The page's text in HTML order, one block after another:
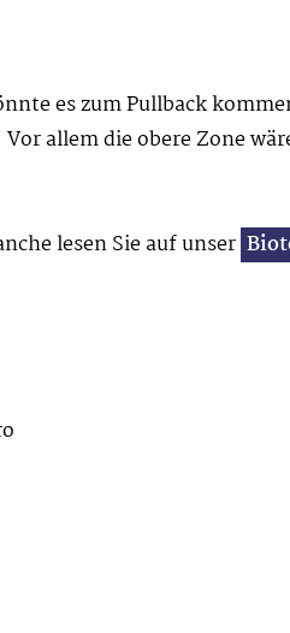
es zum Pullback
allem die obere Zone
lesen Sie auf unser